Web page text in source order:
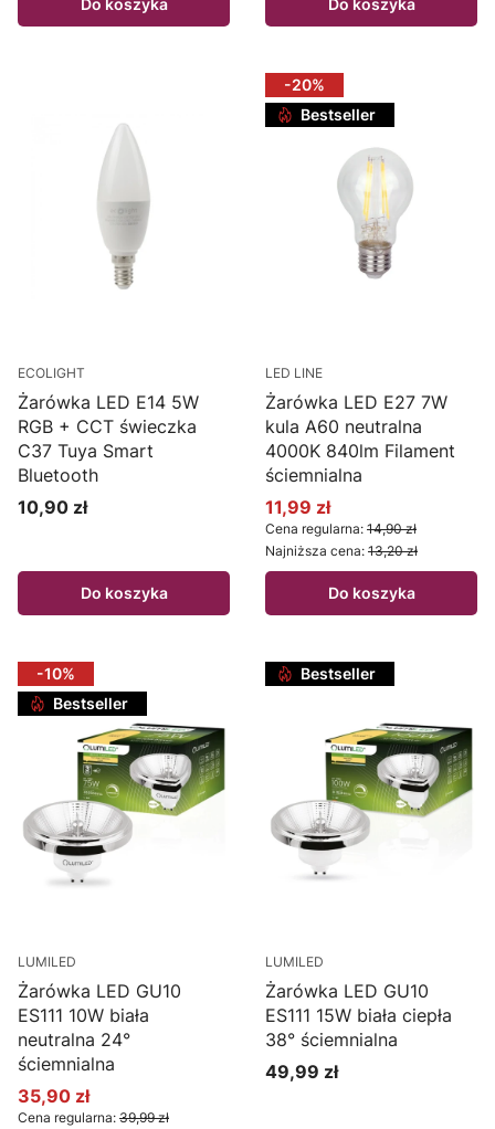
Do koszyka Do koszyka
ECOLIGHT
Żarówka LED E14 5W
RGB + CCT świeczka
C37 Tuya Smart
Bluetooth
Cena
10,90 zł
Do koszyka
-20%
Bestseller
LED LINE
Żarówka LED E27 7W
kula A60 neutralna
4000K 840lm Filament
ściemnialna
Cena promocyjna
11,99 zł
Cena regularna: 14,90 zł
Najniższa cena: 13,20 zł
Do koszyka
-10%
Bestseller
LUMILED
Żarówka LED GU10
ES111 10W biała
neutralna 24°
ściemnialna
Cena promocyjna
35,90 zł
Cena regularna: 39,99 zł
Bestseller
LUMILED
Żarówka LED GU10
ES111 15W biała ciepła
38° ściemnialna
Cena
49,99 zł